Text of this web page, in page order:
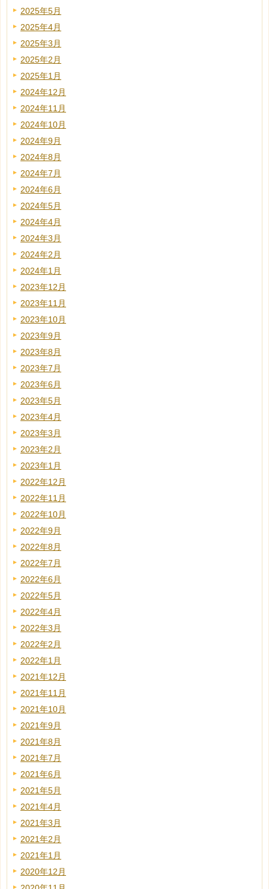
2025年5月
2025年4月
2025年3月
2025年2月
2025年1月
2024年12月
2024年11月
2024年10月
2024年9月
2024年8月
2024年7月
2024年6月
2024年5月
2024年4月
2024年3月
2024年2月
2024年1月
2023年12月
2023年11月
2023年10月
2023年9月
2023年8月
2023年7月
2023年6月
2023年5月
2023年4月
2023年3月
2023年2月
2023年1月
2022年12月
2022年11月
2022年10月
2022年9月
2022年8月
2022年7月
2022年6月
2022年5月
2022年4月
2022年3月
2022年2月
2022年1月
2021年12月
2021年11月
2021年10月
2021年9月
2021年8月
2021年7月
2021年6月
2021年5月
2021年4月
2021年3月
2021年2月
2021年1月
2020年12月